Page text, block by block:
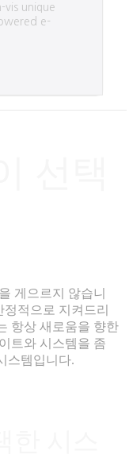
vis unique
e-
게으르지 않습니
적으로 지켜드리
항상 새로움을 향한
트와 시스템을 좀
스템입니다.